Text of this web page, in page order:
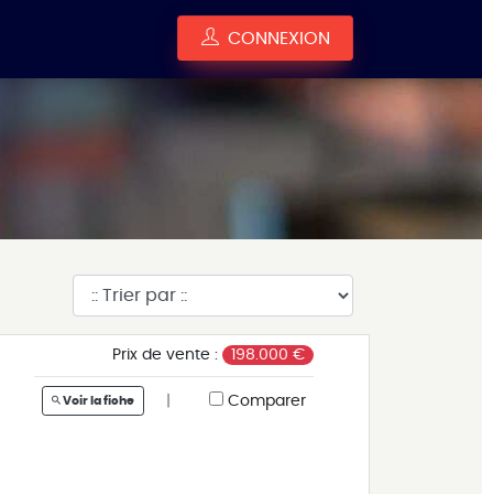
CONNEXION
Prix de vente : 198.000 €
Voir la fiche Comparer